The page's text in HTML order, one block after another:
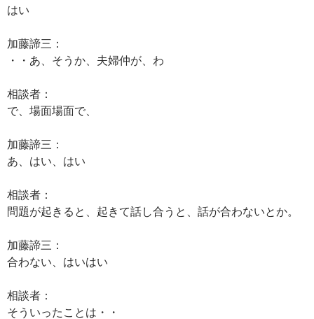
はい
加藤諦三：
・・あ、そうか、夫婦仲が、わ
相談者：
で、場面場面で、
加藤諦三：
あ、はい、はい
相談者：
問題が起きると、起きて話し合うと、話が合わないとか。
加藤諦三：
合わない、はいはい
相談者：
そういったことは・・